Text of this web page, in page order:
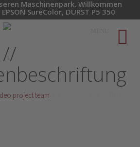
//
project team
Maschinenpark. Willkommen
SureColor, DURST P5 350